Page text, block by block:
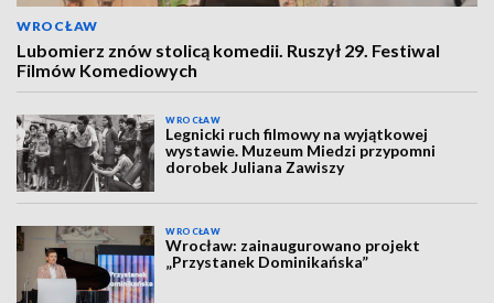
WROCŁAW
Lubomierz znów stolicą komedii. Ruszył 29. Festiwal
Filmów Komediowych
WROCŁAW
Legnicki ruch filmowy na wyjątkowej
wystawie. Muzeum Miedzi przypomni
dorobek Juliana Zawiszy
WROCŁAW
Wrocław: zainaugurowano projekt
„Przystanek Dominikańska”